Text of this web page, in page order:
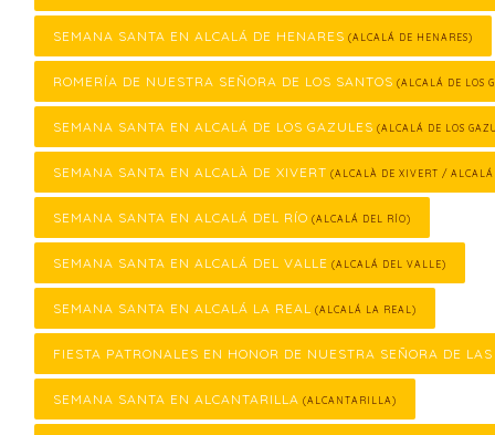
SEMANA SANTA EN ALCALÁ DE HENARES (ALCALÁ DE HENARES)
ROMERÍA DE NUESTRA SEÑORA DE LOS SANTOS (ALCALÁ DE LOS
SEMANA SANTA EN ALCALÁ DE LOS GAZULES (ALCALÁ DE LOS
SEMANA SANTA EN ALCALÀ DE XIVERT (ALCALÀ DE XIVERT /
SEMANA SANTA EN ALCALÁ DEL RÍO (ALCALÁ DEL RÍO)
SEMANA SANTA EN ALCALÁ DEL VALLE (ALCALÁ DEL VALLE)
SEMANA SANTA EN ALCALÁ LA REAL (ALCALÁ LA REAL)
FIESTA PATRONALES EN HONOR DE NUESTRA SEÑORA DE LAS
SEMANA SANTA EN ALCANTARILLA (ALCANTARILLA)